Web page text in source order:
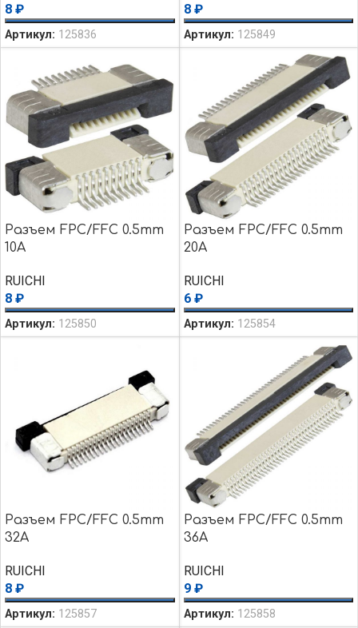
8 ₽
Артикул: 125836
8 ₽
Артикул: 125849
Разъем FPC/FFC 0.5mm
10A
RUICHI
8 ₽
Артикул: 125850
Разъем FPC/FFC 0.5mm
20A
RUICHI
6 ₽
Артикул: 125854
Разъем FPC/FFC 0.5mm
32A
RUICHI
8 ₽
Артикул: 125857
Разъем FPC/FFC 0.5mm
36A
RUICHI
9 ₽
Артикул: 125858